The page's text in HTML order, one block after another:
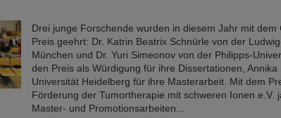
Drei junge Forschende wurden in diesem Jahr mit dem
Preis geehrt: Dr. Katrin Beatrix Schnürle von der
München und Dr. Yuri Simeonov von der Philipps-
den Preis als Würdigung für ihre Dissertationen,
Universität Heidelberg für ihre Masterarbeit. Mit dem
Förderung der Tumortherapie mit schweren Ionen e.V.
Master- und Promotionsarbeiten...